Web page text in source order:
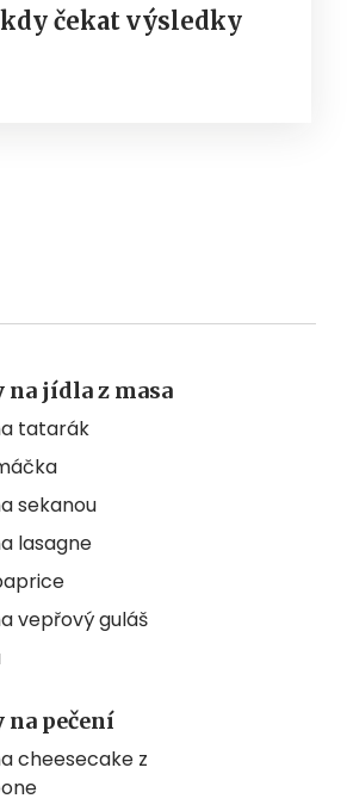
kdy čekat výsledky
na jídla z masa
tatarák
sekanou
lasagne
vepřový guláš
na pečení
cheesecake z